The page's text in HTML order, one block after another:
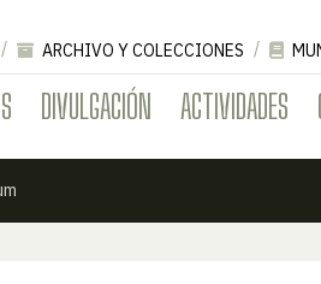
DIVULGACIÓN ACTIVIDADES
ARCHIVO Y COLECCIONES